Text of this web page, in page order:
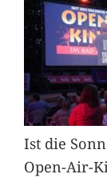
Ist die
Open-Air-